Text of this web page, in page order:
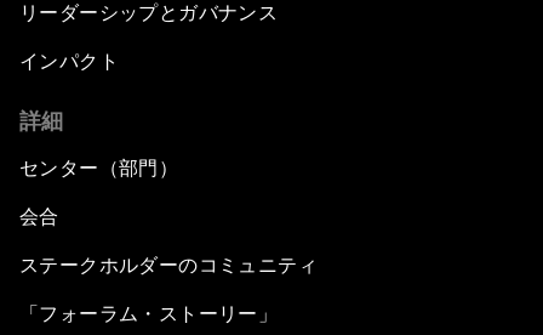
リーダーシップとガバナンス
インパクト
詳細
センター（部門）
会合
ステークホルダーのコミュニティ
「フォーラム・ストーリー」